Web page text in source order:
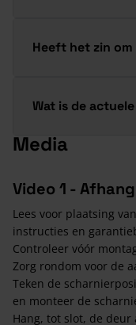
Heeft het zin
Wat is de
Media
Video 1 -
Lees voor plaatsing
instructies en
Controleer vóór
Zorg rondom voor de
Teken de
en monteer de
Hang, tot slot, de